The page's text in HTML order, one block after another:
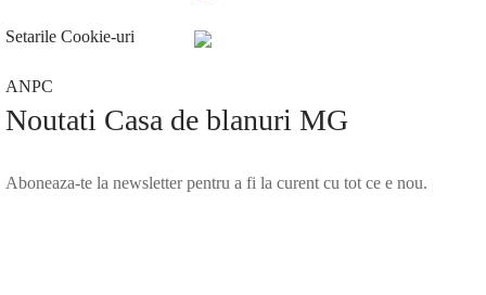
Setarile Cookie-uri
ANPC
Noutati Casa de blanuri MG
Aboneaza-te la newsletter pentru a fi la curent cu tot ce e nou.